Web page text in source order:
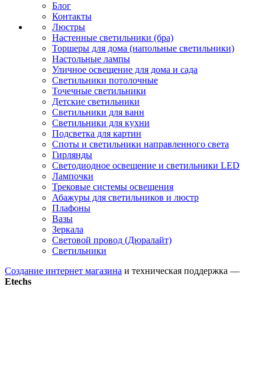
Блог
Контакты
Люстры
Настенные светильники (бра)
Торшеры для дома (напольные светильники)
Настольные лампы
Уличное освещение для дома и сада
Светильники потолочные
Точечные светильники
Детские светильники
Светильники для ванн
Светильники для кухни
Подсветка для картин
Споты и светильники направленного света
Гирлянды
Светодиодное освещение и светильники LED
Лампочки
Трековые системы освещения
Абажуры для светильников и люстр
Плафоны
Вазы
Зеркала
Световой провод (Дюралайт)
Светильники
Создание интернет магазина и техническая поддержка —
Etechs